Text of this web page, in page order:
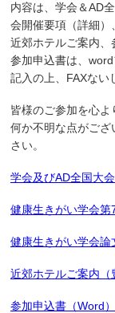
内容は、学会＆AD
会開催要項（詳細）
近郊ホテルご案内、
参加申込書は、
記入の上、FAXない
皆様のご参加を心よ
何か不明な点がご
さい。
学会及びAD全国大
健康生きがい学会第
健康生きがい学会論
近郊ホテルご案内（
参加申込書（Word）